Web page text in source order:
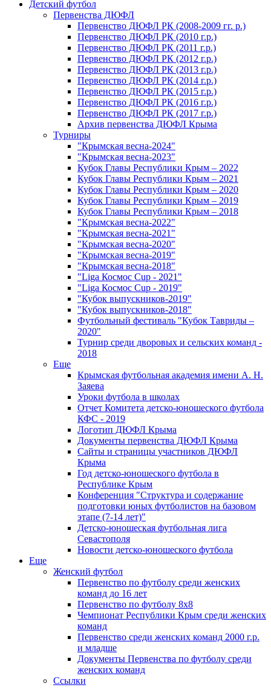
Детский футбол
Первенства ДЮФЛ
Первенство ДЮФЛ РК (2008-2009 гг. р.)
Первенство ДЮФЛ РК (2010 г.р.)
Первенство ДЮФЛ РК (2011 г.р.)
Первенство ДЮФЛ РК (2012 г.р.)
Первенство ДЮФЛ РК (2013 г.р.)
Первенство ДЮФЛ РК (2014 г.р.)
Первенство ДЮФЛ РК (2015 г.р.)
Первенство ДЮФЛ РК (2016 г.р.)
Первенство ДЮФЛ РК (2017 г.р.)
Архив первенства ДЮФЛ Крыма
Турниры
"Крымская весна-2024"
"Крымская весна-2023"
Кубок Главы Республики Крым – 2022
Кубок Главы Республики Крым – 2021
Кубок Главы Республики Крым – 2020
Кубок Главы Республики Крым – 2019
Кубок Главы Республики Крым – 2018
"Крымская весна-2022"
"Крымская весна-2021"
"Крымская весна-2020"
"Крымская весна-2019"
"Крымская весна-2018"
"Liga Космос Cup - 2021"
"Liga Космос Cup - 2019"
"Кубок выпускников-2019"
"Кубок выпускников-2018"
Футбольный фестиваль "Кубок Тавриды –
2020"
Турнир среди дворовых и сельских команд -
2018
Еще
Крымская футбольная академия имени А. Н.
Заяева
Уроки футбола в школах
Отчет Комитета детско-юношеского футбола
КФС - 2019
Логотип ДЮФЛ Крыма
Документы первенства ДЮФЛ Крыма
Сайты и страницы участников ДЮФЛ
Крыма
Год детско-юношеского футбола в
Республике Крым
Конференция "Структура и содержание
подготовки юных футболистов на базовом
этапе (7-14 лет)"
Детско-юношеская футбольная лига
Севастополя
Новости детско-юношеского футбола
Еще
Женский футбол
Первенство по футболу среди женских
команд до 16 лет
Первенство по футболу 8х8
Чемпионат Республики Крым среди женских
команд
Первенство среди женских команд 2000 г.р.
и младше
Документы Первенства по футболу среди
женских команд
Ссылки